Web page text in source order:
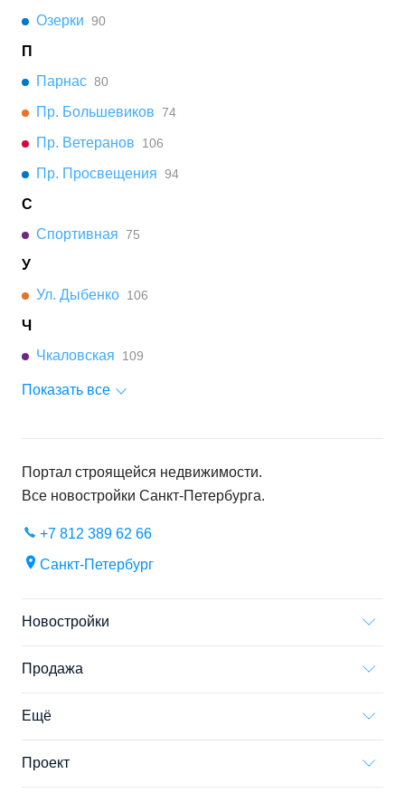
Озерки 90
П
Парнас 80
Пр. Большевиков 74
Пр. Ветеранов 106
Пр. Просвещения 94
С
Спортивная 75
У
Ул. Дыбенко 106
Ч
Чкаловская
109
Показать все
Портал строящейся недвижимости.
Все новостройки Санкт-Петербурга.
+7 812 389 62 66
Санкт-Петербург
Новостройки
Продажа
Ещё
Проект